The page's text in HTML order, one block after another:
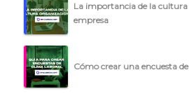
PRECIOS
BLOG
ACCEDER →
La importancia de la
empresa
Cómo crear una encuesta